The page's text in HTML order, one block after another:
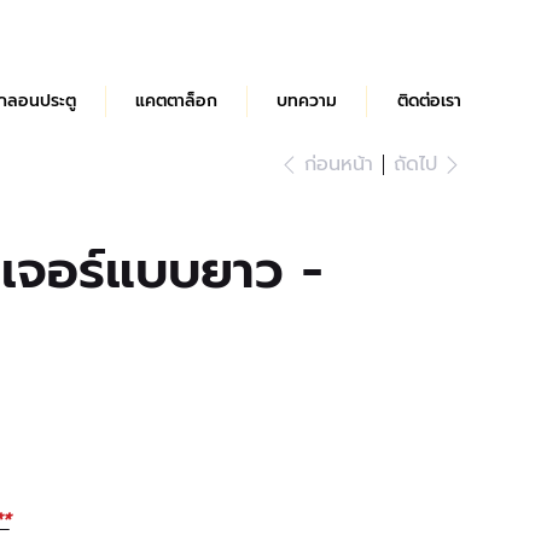
ลอนประตู แคตตาล็อก บทความ ติดต่อเรา
ก่อนหน้า ถัดไป
จอร์แบบยาว -